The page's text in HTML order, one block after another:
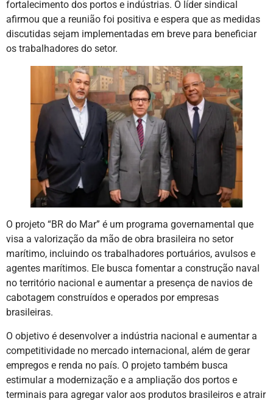
fortalecimento dos portos e indústrias. O líder sindical
afirmou que a reunião foi positiva e espera que as medidas
discutidas sejam implementadas em breve para beneficiar
os trabalhadores do setor.
O projeto “BR do Mar” é um programa governamental que
visa a valorização da mão de obra brasileira no setor
marítimo, incluindo os trabalhadores portuários, avulsos e
agentes marítimos. Ele busca fomentar a construção naval
no território nacional e aumentar a presença de navios de
cabotagem construídos e operados por empresas
brasileiras.
O objetivo é desenvolver a indústria nacional e aumentar a
competitividade no mercado internacional, além de gerar
empregos e renda no país. O projeto também busca
estimular a modernização e a ampliação dos portos e
terminais para agregar valor aos produtos brasileiros e atrair